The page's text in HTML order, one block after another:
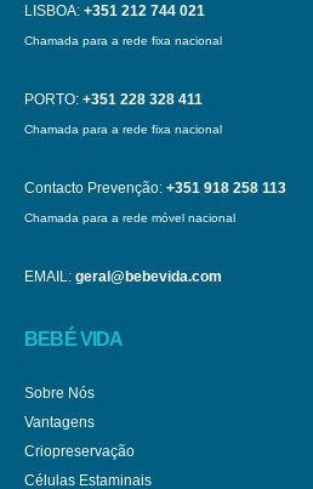
LISBOA: +351 212 744 021
Chamada para a rede fixa nacional
PORTO: +351 228 328 411
Chamada para a rede fixa nacional
Contacto Prevenção: +351 918 258 113
Chamada para a rede móvel nacional
EMAIL: geral@bebevida.com
BEBÉ VIDA
Sobre Nós
Vantagens
Criopreservação
Células Estaminais